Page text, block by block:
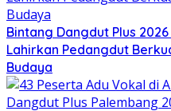
Bintang Dangdut Plus
Lahirkan Pedangdut
Budaya